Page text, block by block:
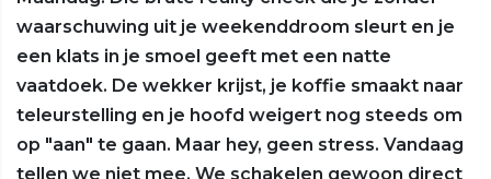
waarschuwing uit je weekenddroom sleurt en je
een klats in je smoel geeft met een natte
vaatdoek. De wekker krijst, je koffie smaakt naar
teleurstelling en je hoofd weigert nog steeds om
op "aan" te gaan. Maar hey, geen stress. Vandaag
tellen we niet mee. We schakelen gewoon direct